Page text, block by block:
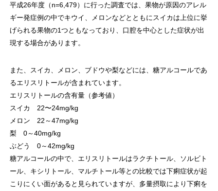
平成26年度（n=6,479）に行った調査では、果物が原因のアレル
ギー発症例の中でキウイ、メロンなどとともにスイカは上位に挙
げられる果物の1つともなっており、口腔を中心とした症状が出
現する場合があります。
また、スイカ、メロン、ブドウや梨などには、糖アルコールであ
るエリスリトールが含まれています。
エリスリトールの含有量（参考値）
スイカ 22〜24mg/kg
メロン 22～47mg/kg
梨 0～40mg/kg
ぶどう 0～42mg/kg
糖アルコールの中で、エリスリトールはラクチトール、ソルビト
ール、キシリトール、マルチトール等との比較では下痢症状が起
こりにくい面があると見られていますが、多量摂取により下痢を